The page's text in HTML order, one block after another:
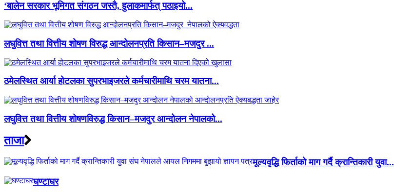
‘बालेन सरकार भूमिगत संगठन जस्तै, हुलाकमार्फत् पठाइयो...
लघुवित्त तथा वित्तीय शोषण विरुद्ध आन्दोलनप्रति किसान–मजदुर ...
ठमेलस्थित आर्या होटलका सुपरभाइजरले कर्मचारीमाथि चरम यातना...
लघुवित्त तथा वित्तीय शोषणविरुद्ध किसान–मजदुर आन्दोलन नेपालको...
ताजा
मूल्यवृद्धि फिर्ताको माग गर्दै क्रान्तिकारी युवा...
घण्टाघर